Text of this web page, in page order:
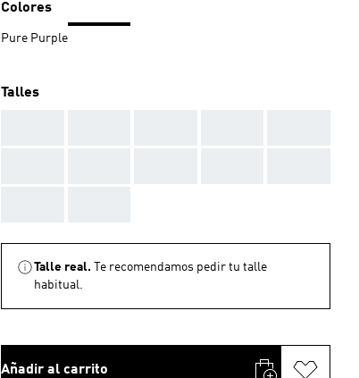
Colores
Pure Purple
Talles
Talle real.
Te recomendamos pedir tu talle
habitual.
Añadir al carrito